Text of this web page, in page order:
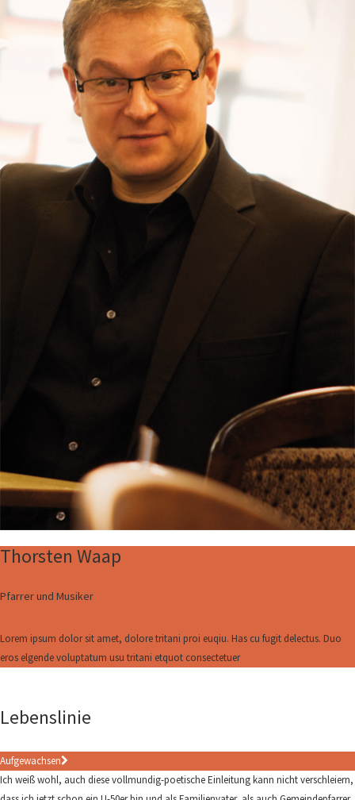
Thorsten Waap
Pfarrer und Musiker
Lorem ipsum dolor sit amet, dolore tritani proi euqiu. Has cu fugit delectus. Duo
eros elgende voluptatum usu tritani etquot consectetuer
Lebenslinie
Aufgewachsen
Ich weiß wohl, auch diese vollmundig-poetische Einleitung kann nicht verschleiern,